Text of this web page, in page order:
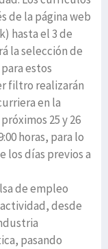
de la página web
hasta el 3 de
la selección de
estos
filtro realizarán
en la
25 y 26
horas, para lo
los días previos a
de empleo
desde
pasando